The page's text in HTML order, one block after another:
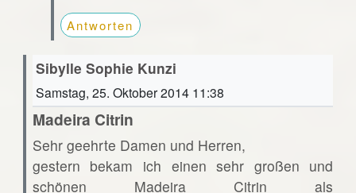
Antworten
Sibylle Sophie Kunzi
Samstag, 25. Oktober 2014 11:38
Madeira Citrin
Sehr geehrte Damen und Herren,
gestern bekam ich einen sehr großen und
schönen Madeira Citrin als